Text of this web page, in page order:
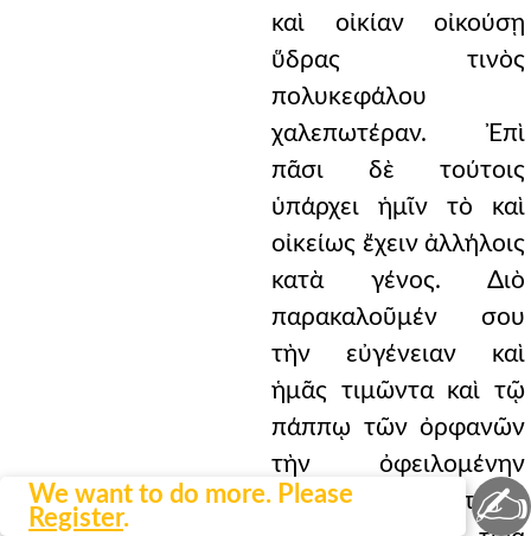
καὶ οἰκίαν οἰκούσῃ
ὕδρας τινὸς
πολυκεφάλου
χαλεπωτέραν. Ἐπὶ
πᾶσι δὲ τούτοις
ὑπάρχει ἡμῖν τὸ καὶ
οἰκείως ἔχειν ἀλλήλοις
κατὰ γένος. Διὸ
παρακαλοῦμέν σου
τὴν εὐγένειαν καὶ
ἡμᾶς τιμῶντα καὶ τῷ
πάππῳ τῶν ὀρφανῶν
τὴν ὀφειλομένην
ἀποσώζοντα τιμὴν
We want to do more. Please
Register. ✍